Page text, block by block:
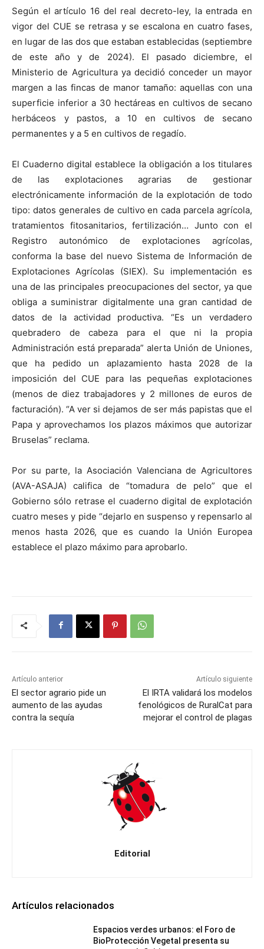
Según el artículo 16 del real decreto-ley, la entrada en
vigor del CUE se retrasa y se escalona en cuatro fases,
en lugar de las dos que estaban establecidas (septiembre
de este año y de 2024). El pasado diciembre, el
Ministerio de Agricultura ya decidió conceder un mayor
margen a las fincas de manor tamaño: aquellas con una
superficie inferior a 30 hectáreas en cultivos de secano
herbáceos y pastos, a 10 en cultivos de secano
permanentes y a 5 en cultivos de regadío.
El Cuaderno digital establece la obligación a los titulares
de las explotaciones agrarias de gestionar
electrónicamente información de la explotación de todo
tipo: datos generales de cultivo en cada parcela agrícola,
tratamientos fitosanitarios, fertilización… Junto con el
Registro autonómico de explotaciones agrícolas,
conforma la base del nuevo Sistema de Información de
Explotaciones Agrícolas (SIEX). Su implementación es
una de las principales preocupaciones del sector, ya que
obliga a suministrar digitalmente una gran cantidad de
datos de la actividad productiva. “Es un verdadero
quebradero de cabeza para el que ni la propia
Administración está preparada” alerta Unión de Uniones,
que ha pedido un aplazamiento hasta 2028 de la
imposición del CUE para las pequeñas explotaciones
(menos de diez trabajadores y 2 millones de euros de
facturación). “A ver si dejamos de ser más papistas que el
Papa y aprovechamos los plazos máximos que autorizar
Bruselas” reclama.
Por su parte, la Asociación Valenciana de Agricultores
(AVA-ASAJA) califica de “tomadura de pelo” que el
Gobierno sólo retrase el cuaderno digital de explotación
cuatro meses y pide “dejarlo en suspenso y repensarlo al
menos hasta 2026, que es cuando la Unión Europea
establece el plazo máximo para aprobarlo.
Artículo anterior
El sector agrario pide un
aumento de las ayudas
contra la sequía
Artículo siguiente
El IRTA validará los modelos
fenológicos de RuralCat para
mejorar el control de plagas
Editorial
Artículos relacionados
Espacios verdes urbanos: el Foro de
BioProtección Vegetal presenta su